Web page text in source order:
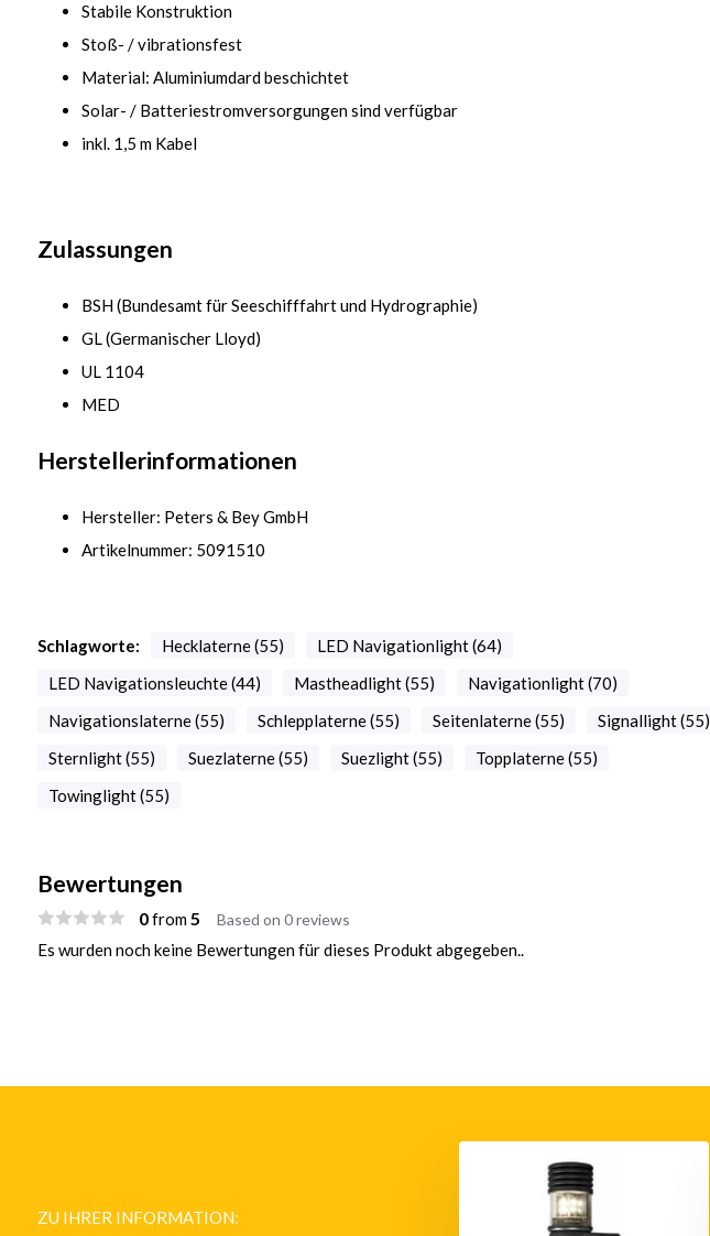
Stabile Konstruktion
Stoß- / vibrationsfest
Material: Aluminiumdard beschichtet
Solar- / Batteriestromversorgungen sind verfügbar
inkl. 1,5 m Kabel
Zulassungen
BSH (Bundesamt für Seeschifffahrt und Hydrographie)
GL (Germanischer Lloyd)
UL 1104
MED
Herstellerinformationen
Hersteller: Peters & Bey GmbH
Artikelnummer: 5091510
Schlagworte: Hecklaterne (55)
LED Navigationlight (64)
LED Navigationsleuchte (44)
Mastheadlight (55)
Navigationlight (70)
Navigationslaterne (55)
Schlepplaterne (55) Seitenlaterne (55)
Signallight (55)
Sternlight (55)
Suezlaterne (55) Suezlight (55)
Topplaterne (55)
Towinglight (55)
Bewertungen
0from5 Based on 0 reviews
Es wurden noch keine Bewertungen für dieses Produkt abgegeben..
ZU IHRER INFORMATION:
weiß-grün